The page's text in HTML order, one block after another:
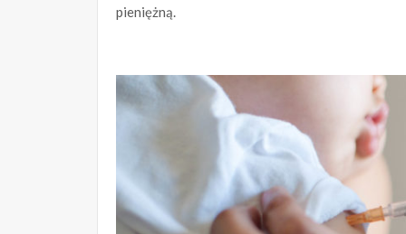
pieniężną.